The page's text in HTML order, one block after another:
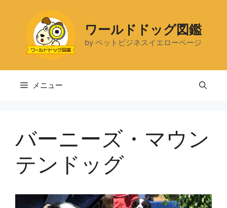
へ
ワールドドッグ図鑑
by ペットビジネスイエローページ
メニュー
バーニーズ・マウン
テンドッグ